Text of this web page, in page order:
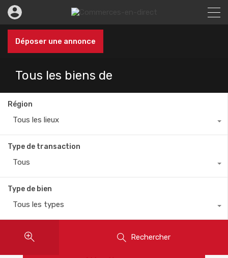
Déposer une annonce
Tous les biens de
Région
Tous les lieux
Type de transaction
Tous
Type de bien
Tous les types
Rechercher